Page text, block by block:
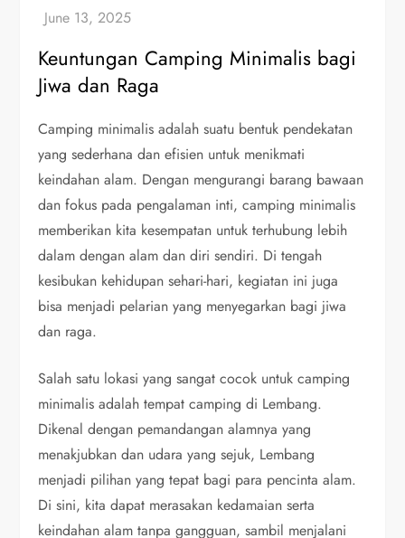
Keuntungan Camping Minimalis bagi
Jiwa dan Raga
Camping minimalis adalah suatu bentuk pendekatan
yang sederhana dan efisien untuk menikmati
keindahan alam. Dengan mengurangi barang bawaan
dan fokus pada pengalaman inti, camping minimalis
memberikan kita kesempatan untuk terhubung lebih
dalam dengan alam dan diri sendiri. Di tengah
kesibukan kehidupan sehari-hari, kegiatan ini juga
bisa menjadi pelarian yang menyegarkan bagi jiwa
dan raga.
Salah satu lokasi yang sangat cocok untuk camping
minimalis adalah tempat camping di Lembang.
Dikenal dengan pemandangan alamnya yang
menakjubkan dan udara yang sejuk, Lembang
menjadi pilihan yang tepat bagi para pencinta alam.
Di sini, kita dapat merasakan kedamaian serta
keindahan alam tanpa gangguan, sambil menjalani